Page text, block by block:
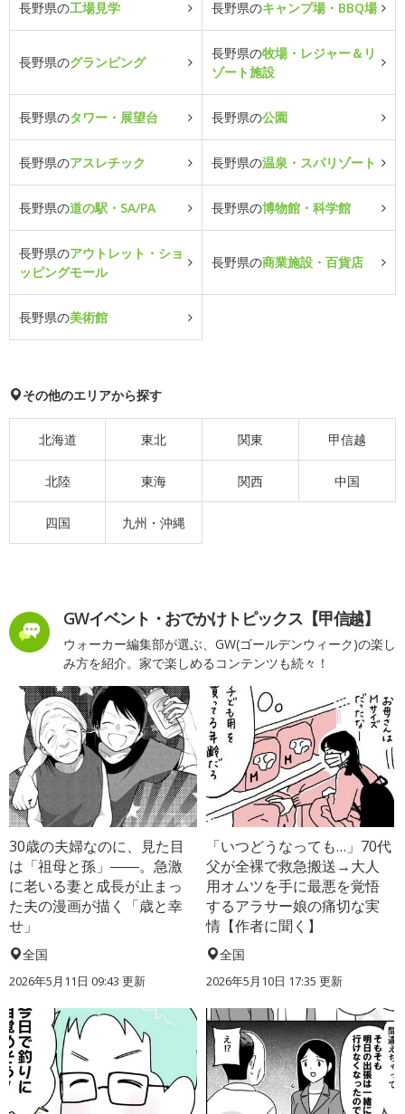
長野県の工場見学 長野県のキャンプ場・BBQ場
長野県のグランピング
長野県の牧場・レジャー＆リ
ゾート施設
長野県のタワー・展望台 長野県の公園
長野県のアスレチック 長野県の温泉・スパリゾート
長野県の道の駅・SA/PA 長野県の博物館・科学館
長野県のアウトレット・ショ
ッピングモール
長野県の商業施設・百貨店
長野県の美術館
その他のエリアから探す
北海道 東北 関東 甲信越
北陸 東海 関西 中国
四国 九州・沖縄
GWイベント・おでかけトピックス【甲信越】
ウォーカー編集部が選ぶ、GW(ゴールデンウィーク)の楽し
み方を紹介。家で楽しめるコンテンツも続々！
30歳の夫婦なのに、見た目
は「祖母と孫」――。急激
に老いる妻と成長が止まっ
た夫の漫画が描く「歳と幸
せ」
全国
2026年5月11日 09:43 更新
「いつどうなっても…」70代
父が全裸で救急搬送→大人
用オムツを手に最悪を覚悟
するアラサー娘の痛切な実
情【作者に聞く】
全国
2026年5月10日 17:35 更新